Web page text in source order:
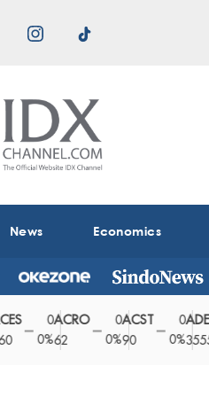
News Economics
0
0%
ACRO
62
0
ACST
90
0
ADES
35550